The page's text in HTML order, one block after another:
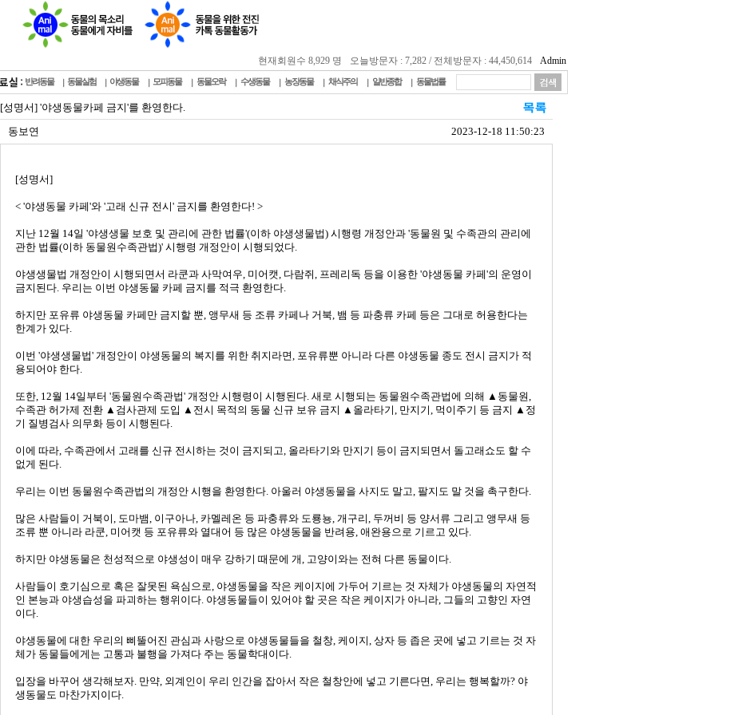
현재회원수 8,929 명 오늘방문자 : 7,282 / 전체방문자 : 44,450,614 Admin
반려동물 동물실험 야생동물 모피동물 동물오락 수생동물 농장동물 채식주의 일반종합 동물법률
[성명서] '야생동물카페 금지'를 환영한다.
동보연
2023-12-18 11:50:23
[성명서]
< '야생동물 카페'와 '고래 신규 전시' 금지를 환영한다! >
지난 12월 14일 '야생생물 보호 및 관리에 관한 법률'(이하 야생생물법) 시행령 개정안과 '동물원 및 수족관의 관리에
관한 법률(이하 동물원수족관법)' 시행령 개정안이 시행되었다.
야생생물법 개정안이 시행되면서 라쿤과 사막여우, 미어캣, 다람쥐, 프레리독 등을 이용한 '야생동물 카페'의 운영이
금지된다. 우리는 이번 야생동물 카페 금지를 적극 환영한다.
하지만 포유류 야생동물 카페만 금지할 뿐, 앵무새 등 조류 카페나 거북, 뱀 등 파충류 카페 등은 그대로 허용한다는
한계가 있다.
이번 '야생생물법' 개정안이 야생동물의 복지를 위한 취지라면, 포유류뿐 아니라 다른 야생동물 종도 전시 금지가 적
용되어야 한다.
또한, 12월 14일부터 '동물원수족관법' 개정안 시행령이 시행된다. 새로 시행되는 동물원수족관법에 의해 ▲동물원,
수족관 허가제 전환 ▲검사관제 도입 ▲전시 목적의 동물 신규 보유 금지 ▲올라타기, 만지기, 먹이주기 등 금지 ▲정
기 질병검사 의무화 등이 시행된다.
이에 따라, 수족관에서 고래를 신규 전시하는 것이 금지되고, 올라타기와 만지기 등이 금지되면서 돌고래쇼도 할 수
없게 된다.
우리는 이번 동물원수족관법의 개정안 시행을 환영한다. 아울러 야생동물을 사지도 말고, 팔지도 말 것을 촉구한다.
많은 사람들이 거북이, 도마뱀, 이구아나, 카멜레온 등 파충류와 도룡뇽, 개구리, 두꺼비 등 양서류 그리고 앵무새 등
조류 뿐 아니라 라쿤, 미어캣 등 포유류와 열대어 등 많은 야생동물을 반려용, 애완용으로 기르고 있다.
하지만 야생동물은 천성적으로 야생성이 매우 강하기 때문에 개, 고양이와는 전혀 다른 동물이다.
사람들이 호기심으로 혹은 잘못된 욕심으로, 야생동물을 작은 케이지에 가두어 기르는 것 자체가 야생동물의 자연적
인 본능과 야생습성을 파괴하는 행위이다. 야생동물들이 있어야 할 곳은 작은 케이지가 아니라, 그들의 고향인 자연
이다.
야생동물에 대한 우리의 삐뚤어진 관심과 사랑으로 야생동물들을 철창, 케이지, 상자 등 좁은 곳에 넣고 기르는 것 자
체가 동물들에게는 고통과 불행을 가져다 주는 동물학대이다.
입장을 바꾸어 생각해보자. 만약, 외계인이 우리 인간을 잡아서 작은 철창안에 넣고 기른다면, 우리는 행복할까? 야
생동물도 마찬가지이다.